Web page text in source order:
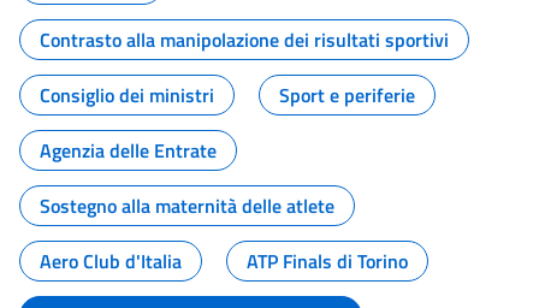
Contrasto alla manipolazione dei risultati sportivi
Consiglio dei ministri
Sport e periferie
Agenzia delle Entrate
Sostegno alla maternità delle atlete
Aero Club d'Italia
ATP Finals di Torino